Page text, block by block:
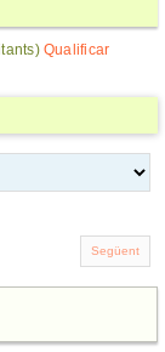
Qualificar